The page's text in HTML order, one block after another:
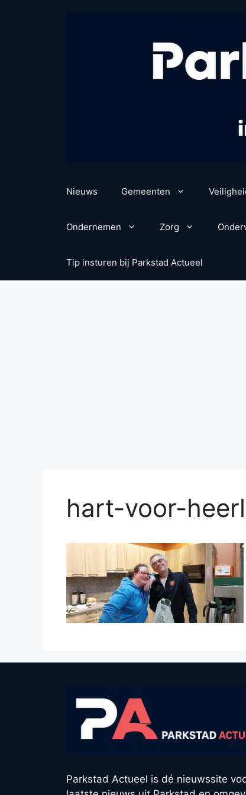
Nieuws Gemeenten
Ondernemen Zorg
Tip insturen bij Parkstad Actueel
hart-voor-
Parkstad Actueel is dé nieuwssite